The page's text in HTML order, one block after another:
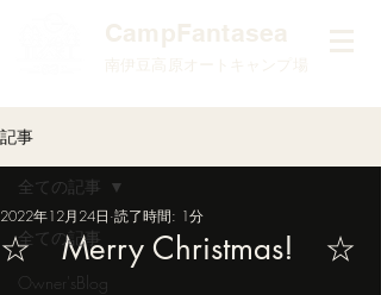
​CampFantasea
南伊豆高原オートキャンプ場
記事
全ての記事
Owner'sBlog
全ての記事
☆ Merry Christmas! ☆
2022年12月24日 読了時間: 1分